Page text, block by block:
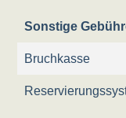
Sonstige
Bruchkasse